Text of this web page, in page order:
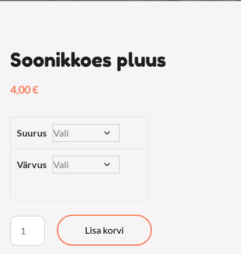
Soonikkoes pluus
4,00€
Suurus
Värvus
Soonikkoes
pluus
Lisa korvi